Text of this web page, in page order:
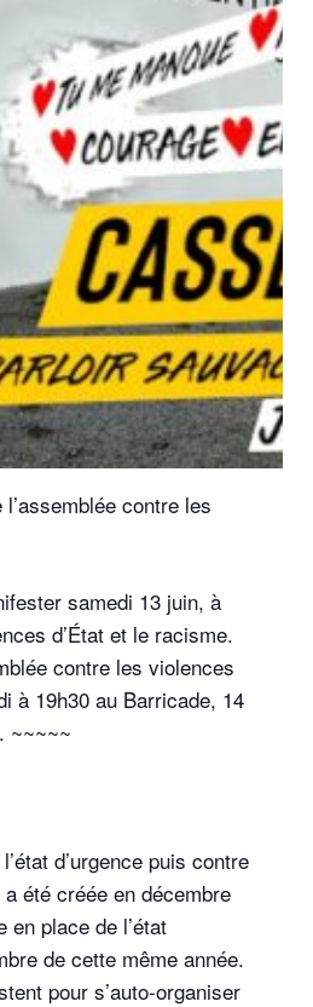
contre les
samedi 13 juin, à
d’État et le racisme.
contre les violences
à 19h30 au Barricade, 14
~~~~~
d’urgence puis contre
été créée en décembre
en place de l’état
de cette même année.
pour s’auto-organiser